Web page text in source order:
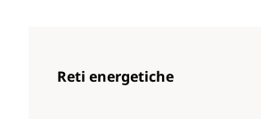
Reti energetiche